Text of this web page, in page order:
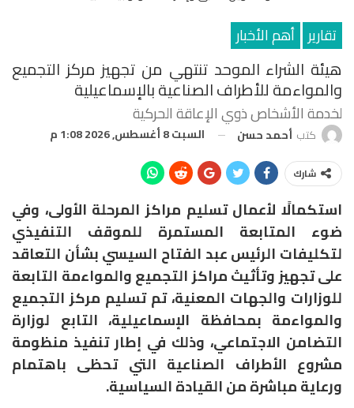
تقارير أهم الأخبار
هيئة الشراء الموحد تنتهي من تجهيز مركز التجميع
والمواءمة للأطراف الصناعية بالإسماعيلية
لخدمة الأشخاص ذوي الإعاقة الحركية
كتب أحمد حسن السبت 8 أغسطس, 2026 1:08 م
شارك
استكمالًا لأعمال تسليم مراكز المرحلة الأولى، وفي
ضوء المتابعة المستمرة للموقف التنفيذي
لتكليفات الرئيس عبد الفتاح السيسي بشأن التعاقد
على تجهيز وتأثيث مراكز التجميع والمواءمة التابعة
للوزارات والجهات المعنية، تم تسليم مركز التجميع
والمواءمة بمحافظة الإسماعيلية، التابع لوزارة
التضامن الاجتماعي، وذلك في إطار تنفيذ منظومة
مشروع الأطراف الصناعية التي تحظى باهتمام
ورعاية مباشرة من القيادة السياسية.